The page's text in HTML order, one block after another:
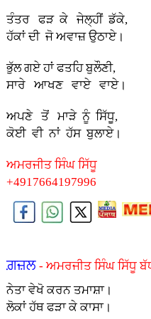
ਤੰਤਰ ਫੜ ਕੇ ਜੇਲ੍ਹੀਂ ਡੱਕੇ,
ਹੱਕਾਂ ਦੀ ਜੋ ਅਵਾਜ਼ ਉਠਾਏ।
ਭੁੱਲ ਗਏ ਹਾਂ ਫਤਹਿ ਬੁਲੌਣੀ,
ਸਾਰੇ ਆਖਣ ਵਾਏ ਵਾਏ।
ਅਪਣੇ ਤੋਂ ਮਾੜੇ ਨੂੰ ਸਿੱਧੂ,
ਕੋਈ ਵੀ ਨਾਂ ਹੱਸ ਬੁਲਾਏ।
ਅਮਰਜੀਤ ਸਿੰਘ ਸਿੱਧੂ
+4917664197996
ਗ਼ਜ਼ਲ- ਅਮਰਜੀਤ ਸਿੰਘ ਸਿੱਧੂ
ਨੇਤਾ ਵੇਖੋ ਕਰਨ ਤਮਾਸ਼ਾ।
ਲੋਕਾਂ ਹੱਥ ਫੜਾ ਕੇ ਕਾਸਾ।